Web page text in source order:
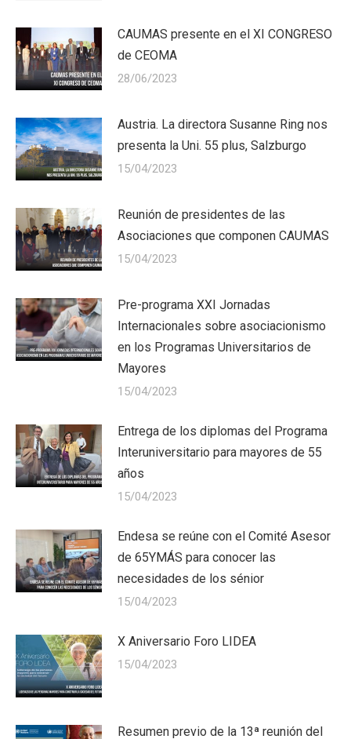
CAUMAS presente en el XI CONGRESO
de CEOMA
28/06/2023
Austria. La directora Susanne Ring nos
presenta la Uni. 55 plus, Salzburgo
15/04/2023
Reunión de presidentes de las
Asociaciones que componen CAUMAS
15/04/2023
Pre-programa XXI Jornadas
Internacionales sobre asociacionismo
en los Programas Universitarios de
Mayores
15/04/2023
Entrega de los diplomas del Programa
Interuniversitario para mayores de 55
años
15/04/2023
Endesa se reúne con el Comité Asesor
de 65YMÁS para conocer las
necesidades de los sénior
15/04/2023
X Aniversario Foro LIDEA
15/04/2023
Resumen previo de la 13ª reunión del